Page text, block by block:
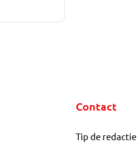
Contact
Tip de redactie